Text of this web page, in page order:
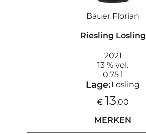
Bauer Florian
Riesling Losling
2021
13 % vol.
0.75 l
Lage:Losling
€ 13,00
MERKEN